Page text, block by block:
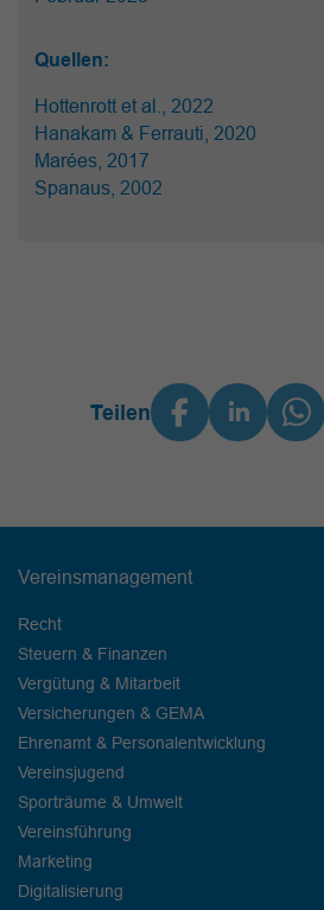
Quellen:
Hottenrott et al., 2022
Hanakam & Ferrauti, 2020
Marées, 2017
Spanaus, 2002
Teilen
Vereinsmanagement
Recht
Steuern & Finanzen
Vergütung & Mitarbeit
Versicherungen & GEMA
Ehrenamt & Personalentwicklung
Vereinsjugend
Sporträume & Umwelt
Vereinsführung
Marketing
Digitalisierung